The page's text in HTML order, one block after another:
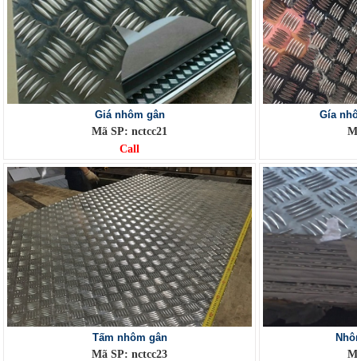
Giá nhôm gân
Mã SP: nctcc21
Call
Gía
Tấm nhôm gân
Mã SP: nctcc23